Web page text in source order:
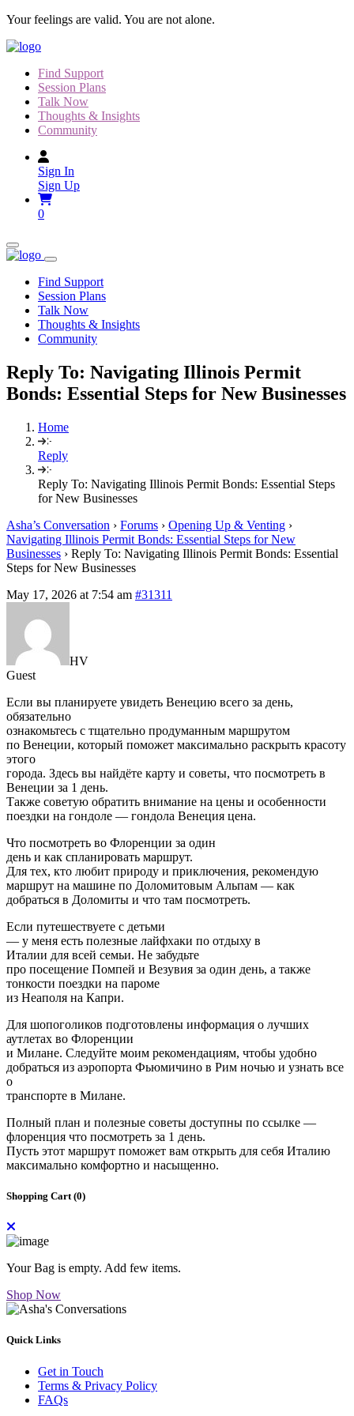
Skip
content
Your feelings are valid. You are not alone.
Find Support
Session Plans
Talk Now
Thoughts & Insights
Community
Sign In
Sign Up
0
Find Support
Session Plans
Talk Now
Thoughts & Insights
Community
Reply To: Navigating Illinois Permit
Bonds: Essential Steps for New Businesses
Home
Reply
Reply To: Navigating Illinois Permit Bonds: Essential Steps
for New Businesses
Asha’s Conversation › Forums › Opening Up & Venting ›
Navigating Illinois Permit Bonds: Essential Steps for New
Businesses › Reply To: Navigating Illinois Permit Bonds: Essential
Steps for New Businesses
May 17, 2026 at 7:54 am #31311
HV
Guest
Если вы планируете увидеть Венецию всего за день,
обязательно
ознакомьтесь с тщательно продуманным маршрутом
по Венеции, который поможет максимально раскрыть красоту
этого
города. Здесь вы найдёте карту и советы, что посмотреть в
Венеции за 1 день.
Также советую обратить внимание на цены и особенности
поездки на гондоле — гондола Венеция цена.
Что посмотреть во Флоренции за один
день и как спланировать маршрут.
Для тех, кто любит природу и приключения, рекомендую
маршрут на машине по Доломитовым Альпам — как
добраться в Доломиты и что там посмотреть.
Если путешествуете с детьми
— у меня есть полезные лайфхаки по отдыху в
Италии для всей семьи. Не забудьте
про посещение Помпей и Везувия за один день, а также
тонкости поездки на пароме
из Неаполя на Капри.
Для шопоголиков подготовлены информация о лучших
аутлетах во Флоренции
и Милане. Следуйте моим рекомендациям, чтобы удобно
добраться из аэропорта Фьюмичино в Рим ночью и узнать все
о
транспорте в Милане.
Полный план и полезные советы доступны по ссылке —
флоренция что посмотреть за 1 день.
Пусть этот маршрут поможет вам открыть для себя Италию
максимально комфортно и насыщенно.
Shopping Cart (0)
Your Bag is empty. Add few items.
Shop Now
Quick Links
Get in Touch
Terms & Privacy Policy
FAQs